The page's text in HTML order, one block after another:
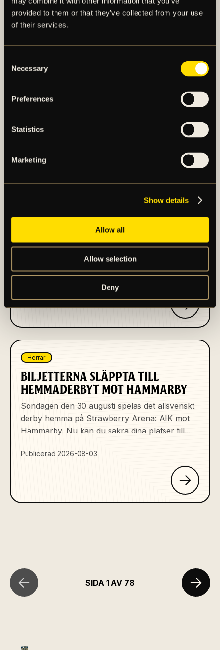
provided to them or that they’ve collected from your use
of their services.
Selection
Necessary
Preferences
Statistics
Marketing
Show details
Allow all
Allow selection
Deny
BILJETTINFORMATION
DJURGÅRDEN BORTA
biljettinformation för dig som plane...
AIK FOTBOLL SÖKER ANSVARIG FÖR
PRESTATIONSUTVECKLING TILL
AKADEMIN
Vill du vara med och utveckla framtidens
elitspelare? AIK Fotboll är en av Sveriges
ledande utvecklingsmiljöer för spelare och led...
Publicerad 2026-08-03
Herrar
BILJETTERNA SLÄPPTA TILL
HEMMADERBYT MOT HAMMARBY
Söndagen den 30 augusti spelas det allsvenskt
derby hemma på Strawberry Arena: AIK mot
Hammarby. Nu kan du säkra dina platser till...
Publicerad 2026-08-03
SIDA 1 AV 78